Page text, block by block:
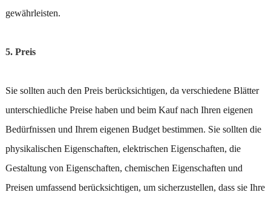
gewährleisten.
5. Preis
Sie sollten auch den Preis berücksichtigen, da verschiedene Blätter
unterschiedliche Preise haben und beim Kauf nach Ihren eigenen
Bedürfnissen und Ihrem eigenen Budget bestimmen. Sie sollten die
physikalischen Eigenschaften, elektrischen Eigenschaften, die
Gestaltung von Eigenschaften, chemischen Eigenschaften und
Preisen umfassend berücksichtigen, um sicherzustellen, dass sie Ihre